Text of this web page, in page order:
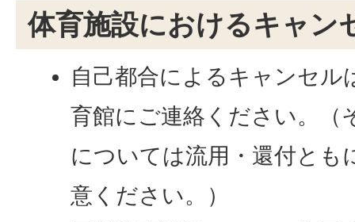
体育施設におけるキャン
自己都合によるキャンセル
育館にご連絡ください。（
については流用・還付とも
意ください。）